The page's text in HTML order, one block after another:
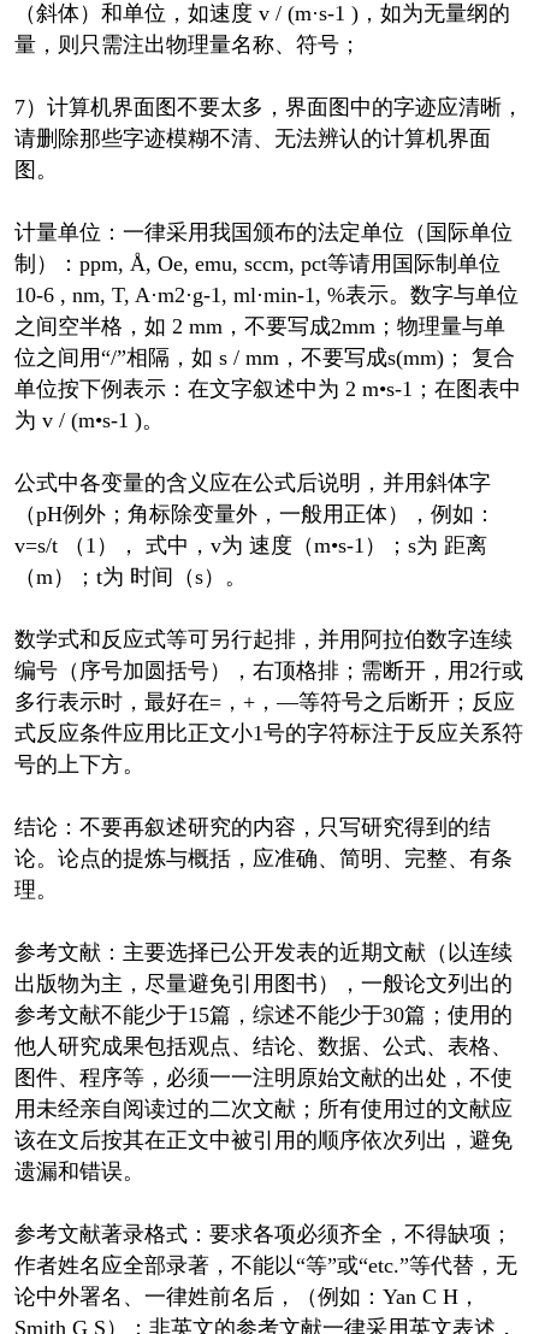
（斜体）和单位，如速度 v / (m·s-1 )，如为无量纲的
量，则只需注出物理量名称、符号；
7）计算机界面图不要太多，界面图中的字迹应清晰，
请删除那些字迹模糊不清、无法辨认的计算机界面
图。
计量单位：一律采用我国颁布的法定单位（国际单位
制）：ppm, Å, Oe, emu, sccm, pct等请用国际制单位
10-6 , nm, T, A·m2·g-1, ml·min-1, %表示。数字与单位
之间空半格，如 2 mm，不要写成2mm；物理量与单
位之间用“/”相隔，如 s / mm，不要写成s(mm)； 复合
单位按下例表示：在文字叙述中为 2 m•s-1；在图表中
为 v / (m•s-1 )。
公式中各变量的含义应在公式后说明，并用斜体字
（pH例外；角标除变量外，一般用正体），例如：
v=s/t （1）， 式中，v为 速度（m•s-1）；s为 距离
（m）；t为 时间（s）。
数学式和反应式等可另行起排，并用阿拉伯数字连续
编号（序号加圆括号），右顶格排；需断开，用2行或
多行表示时，最好在=，+，―等符号之后断开；反应
式反应条件应用比正文小1号的字符标注于反应关系符
号的上下方。
结论：不要再叙述研究的内容，只写研究得到的结
论。论点的提炼与概括，应准确、简明、完整、有条
理。
参考文献：主要选择已公开发表的近期文献（以连续
出版物为主，尽量避免引用图书），一般论文列出的
参考文献不能少于15篇，综述不能少于30篇；使用的
他人研究成果包括观点、结论、数据、公式、表格、
图件、程序等，必须一一注明原始文献的出处，不使
用未经亲自阅读过的二次文献；所有使用过的文献应
该在文后按其在正文中被引用的顺序依次列出，避免
遗漏和错误。
参考文献著录格式：要求各项必须齐全，不得缺项；
作者姓名应全部录著，不能以“等”或“etc.”等代替，无
论中外署名、一律姓前名后，（例如：Yan C H，
Smith G S）；非英文的参考文献一律采用英文表述，